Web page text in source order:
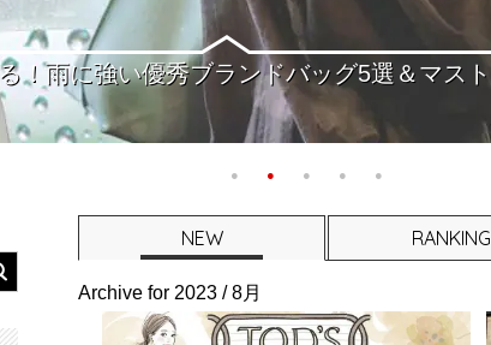
】ブランドバッグで取り入れる5つの主役
NEW RANKING
Archive for 2023 / 8月